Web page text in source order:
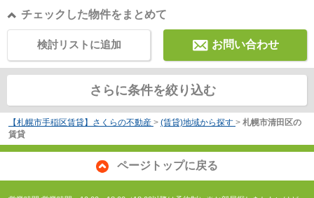
チェックした物件をまとめて
お問い合わせ
検討リストに追加
さらに条件を絞り込む
【札幌市手稲区賃貸】さくらの不動産 > (賃貸)地域から探す > 札幌市清田区の
賃貸
ページトップに戻る